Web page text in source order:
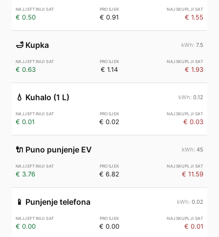
€ 0.50 € 0.91 € 1.55
🛁 Kupka 7.5
€ 0.63 € 1.14 € 1.93
💧 Kuhalo (1 L) 0.12
€ 0.01 € 0.02 € 0.03
🔌 Puno punjenje EV 45
€ 3.76 € 6.82 € 11.59
📱 Punjenje telefona 0.02
€ 0.00 € 0.00 € 0.01